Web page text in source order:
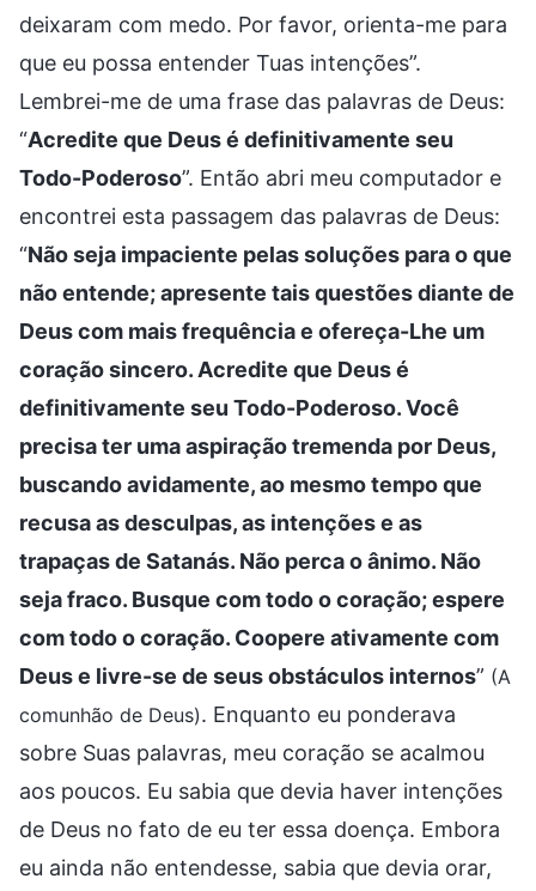
deixaram com medo. Por favor, orienta-me para
que eu possa entender Tuas intenções”.
Lembrei-me de uma frase das palavras de Deus:
“Acredite que Deus é definitivamente seu
Todo-Poderoso”. Então abri meu computador e
encontrei esta passagem das palavras de Deus:
“Não seja impaciente pelas soluções para o que
não entende; apresente tais questões diante de
Deus com mais frequência e ofereça-Lhe um
coração sincero. Acredite que Deus é
definitivamente seu Todo-Poderoso. Você
precisa ter uma aspiração tremenda por Deus,
buscando avidamente, ao mesmo tempo que
recusa as desculpas, as intenções e as
trapaças de Satanás. Não perca o ânimo. Não
seja fraco. Busque com todo o coração; espere
com todo o coração. Coopere ativamente com
Deus e livre-se de seus obstáculos internos” (A
comunhão de Deus). Enquanto eu ponderava
sobre Suas palavras, meu coração se acalmou
aos poucos. Eu sabia que devia haver intenções
de Deus no fato de eu ter essa doença. Embora
eu ainda não entendesse, sabia que devia orar,